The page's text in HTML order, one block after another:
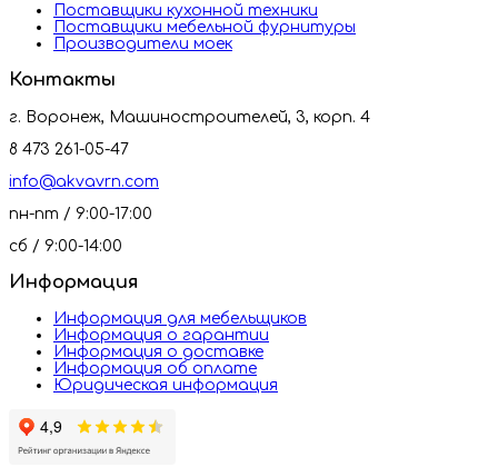
Поставщики кухонной техники
Поставщики мебельной фурнитуры
Производители моек
Контакты
г. Воронеж, Машиностроителей, 3, корп. 4
8 473 261-05-47
info@akvavrn.com
пн-пт / 9:00-17:00
сб / 9:00-14:00
Информация
Информация для мебельщиков
Информация о гарантии
Информация о доставке
Информация об оплате
Юридическая информация